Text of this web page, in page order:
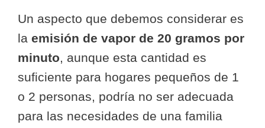
Un aspecto que debemos considerar es
la emisión de vapor de 20 gramos por
minuto, aunque esta cantidad es
suficiente para hogares pequeños de 1
o 2 personas, podría no ser adecuada
para las necesidades de una familia